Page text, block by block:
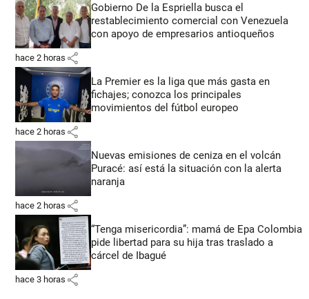
Gobierno De la Espriella busca el
restablecimiento comercial con Venezuela
con apoyo de empresarios antioqueños
hace 2 horas share
La Premier es la liga que más gasta en
fichajes; conozca los principales
movimientos del fútbol europeo
hace 2 horas share
Nuevas emisiones de ceniza en el volcán
Puracé: así está la situación con la alerta
naranja
hace 2 horas share
“Tenga misericordia”: mamá de Epa Colombia
pide libertad para su hija tras traslado a
cárcel de Ibagué
hace 3 horas share